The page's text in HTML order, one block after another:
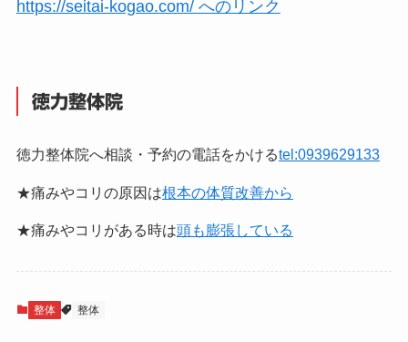
https://seitai-kogao.com/ へのリンク
徳力整体院
徳力整体院へ相談・予約の電話をかけるtel:0939629133
★痛みやコリの原因は根本の体質改善から
★痛みやコリがある時は頭も膨張している
整体 整体